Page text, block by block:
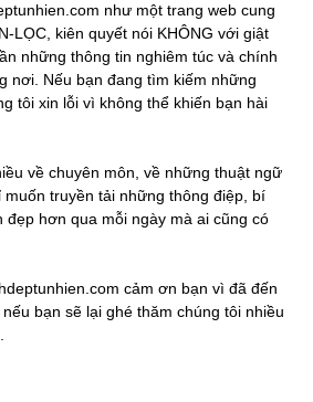
như một trang web cung
LỌC, kiên quyết nói KHÔNG với giật
những thông tin nghiêm túc và chính
nơi. Nếu bạn đang tìm kiếm những
tôi xin lỗi vì không thể khiến bạn hài
về chuyên môn, về những thuật ngữ
muốn truyền tải những thông điệp, bí
đẹp hơn qua mỗi ngày mà ai cũng có
cảm ơn bạn vì đã đến
bạn sẽ lại ghé thăm chúng tôi nhiều